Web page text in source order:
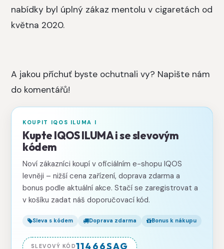
nabídky byl úplný zákaz mentolu v cigaretách od
května 2020.
A jakou příchuť byste ochutnali vy? Napište nám
do komentářů!
KOUPIT IQOS ILUMA I
Kupte IQOS ILUMA i se slevovým
kódem
Noví zákazníci koupí v oficiálním e-shopu IQOS
levněji – nižší cena zařízení, doprava zdarma a
bonus podle aktuální akce. Stačí se zaregistrovat a
v košíku zadat náš doporučovací kód.
Sleva s kódem Doprava zdarma Bonus k nákupu
SLEVOVÝ KÓD11466SAG